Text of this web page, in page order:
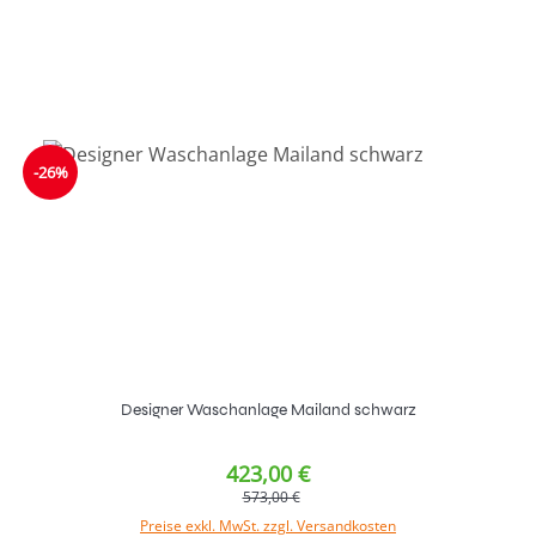
-26%
Designer Waschanlage Mailand schwarz
423,00 €
573,00 €
Preise exkl. MwSt. zzgl. Versandkosten